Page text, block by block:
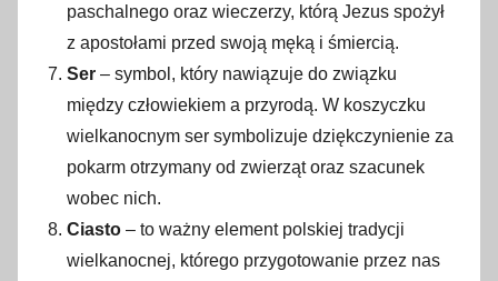
paschalnego oraz wieczerzy, którą Jezus spożył
z apostołami przed swoją męką i śmiercią.
Ser – symbol, który nawiązuje do związku
między człowiekiem a przyrodą. W koszyczku
wielkanocnym ser symbolizuje dziękczynienie za
pokarm otrzymany od zwierząt oraz szacunek
wobec nich.
Ciasto – to ważny element polskiej tradycji
wielkanocnej, którego przygotowanie przez nas